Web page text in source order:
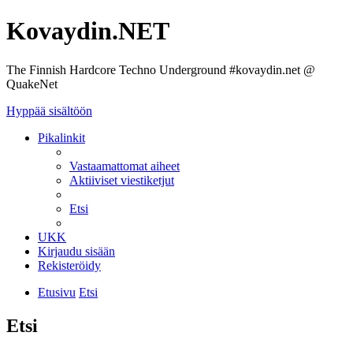
Kovaydin.NET
The Finnish Hardcore Techno Underground #kovaydin.net @
QuakeNet
Hyppää sisältöön
Pikalinkit
Vastaamattomat aiheet
Aktiiviset viestiketjut
Etsi
UKK
Kirjaudu sisään
Rekisteröidy
Etusivu Etsi
Etsi